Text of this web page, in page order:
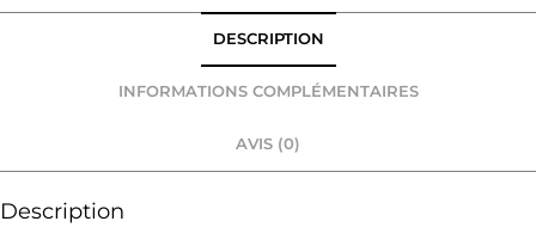
DESCRIPTION
INFORMATIONS COMPLÉMENTAIRES
AVIS (0)
Description